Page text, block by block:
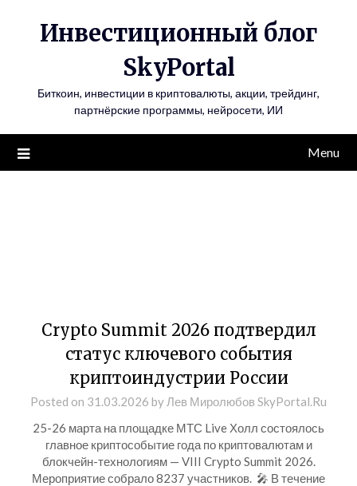
Инвестиционный блог
SkyPortal
Биткоин, инвестиции в криптовалюты, акции, трейдинг,
партнёрские программы, нейросети, ИИ
Menu
Crypto Summit 2026 подтвердил
статус ключевого события
криптоиндустрии России
Posted on 31.03.2026 by Лев Миролюбов SkyPortal.Ru
25-26 марта на площадке МТС Live Холл состоялось
главное криптособытие года по криптовалютам и
блокчейн-технологиям — VIII Crypto Summit 2026.
Мероприятие собрало 8237 участников. 🎤 В течение